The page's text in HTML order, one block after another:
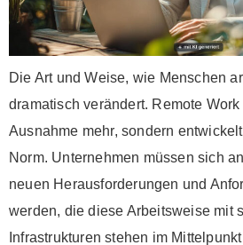
Die Art und Weise, wie Menschen
dramatisch verändert. Remote
Ausnahme mehr, sondern
Norm. Unternehmen müssen sich
neuen Herausforderungen und
werden, die diese Arbeitsweise mit
Infrastrukturen stehen im